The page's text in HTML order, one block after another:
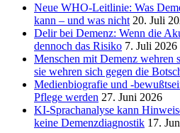
Neue WHO-Leitlinie: Was
kann – und was nicht 20. Juli
Delir bei Demenz: Wenn die
dennoch das Risiko 7. Juli 2026
Menschen mit Demenz wehren
sie wehren sich gegen die
Medienbiografie und -
Pflege werden 27. Juni 2026
KI-Sprachanalyse kann
keine Demenzdiagnostik 17.